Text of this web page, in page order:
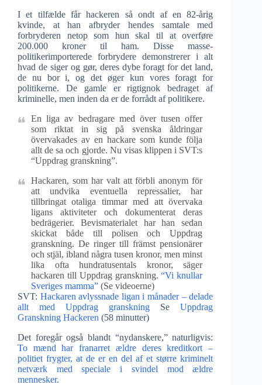
I et tilfælde får hackeren så ondt af en 82-årig
kvinde, at han afbryder hendes samtale med
forbryderen netop som hun skal til at overføre
200.000 kroner til ham. Disse masse-
politikerimporterede forbrydere demonstrerer i alt
hvad de siger og gør, deres dybe foragt for det land,
de nu bor i, og det øger kun vores foragt for
politikerne. De gamle er rigtignok bedraget af
kriminelle, men inden da er de forrådt af politikere.
En liga av bedragare med över tusen offer
som riktat in sig på svenska åldringar
övervakades av en hackare som kunde följa
allt de sa och gjorde. Nu visas klippen i SVT:s
“Uppdrag granskning”.
Hackaren, som har valt att förbli anonym för
att undvika eventuella repressalier, har
tillbringat otaliga timmar med att övervaka
ligans aktiviteter och dokumenterat deras
bedrägerier. Bevismaterialet har han sedan
skickat både till polisen och Uppdrag
granskning. De ringer till främst pensionärer
och stjäl, ibland några tusen kronor, men minst
lika ofta hundratusentals kronor, säger
hackaren till Uppdrag granskning. “Vi knullar
Sveriges mamma” (Se videoerne)
SVT: Hackaren avlyssnade ligan i månader – delade
allt med Uppdrag granskning SeUppdrag
Granskning Hackeren (58 minutter)
Det foregår også blandt “nydanskere,” naturligvis:
To mænd har franarret ældre deres kreditkort –
politiet frygter, at de er en del af et større kriminelt
netværk med speciale i svindel mod ældre
mennesker.